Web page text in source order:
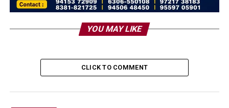
YOU MAY LIKE
CLICK TO COMMENT